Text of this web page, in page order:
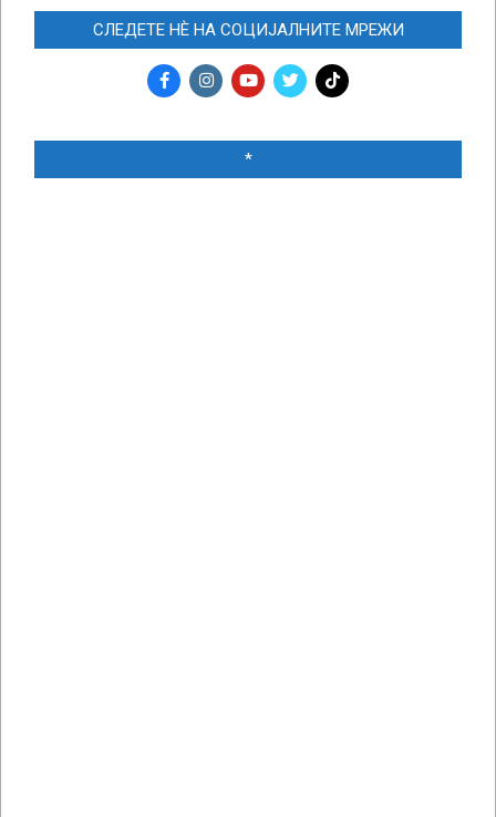
СЛЕДЕТЕ НЀ НА СОЦИЈАЛНИТЕ МРЕЖИ
*